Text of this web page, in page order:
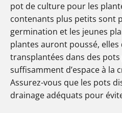
pot de culture pour les
contenants plus petits sont
germination et les jeunes
plantes auront poussé,
transplantées dans des
suffisamment d’espace à la
Assurez-vous que les pots
drainage adéquats pour